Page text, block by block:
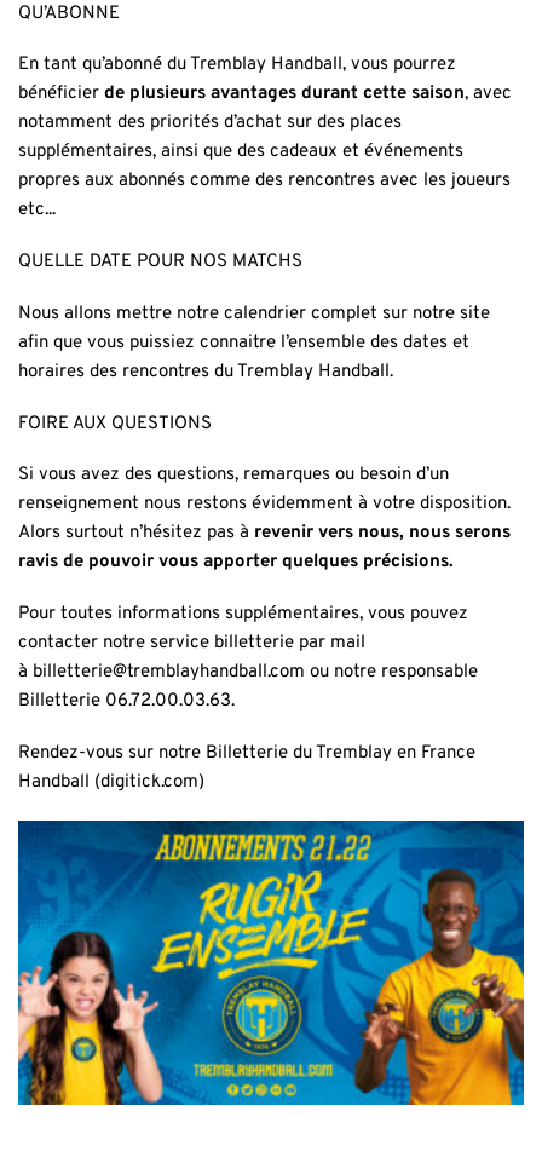
QU’ABONNE
En tant qu’abonné du Tremblay Handball, vous pourrez
bénéficier de plusieurs avantages durant cette saison, avec
notamment des priorités d’achat sur des places
supplémentaires, ainsi que des cadeaux et événements
propres aux abonnés comme des rencontres avec les joueurs
etc...
QUELLE DATE POUR NOS MATCHS
Nous allons mettre notre calendrier complet sur notre site
afin que vous puissiez connaitre l’ensemble des dates et
horaires des rencontres du Tremblay Handball.
FOIRE AUX QUESTIONS
Si vous avez des questions, remarques ou besoin d’un
renseignement nous restons évidemment à votre disposition.
Alors surtout n’hésitez pas à revenir vers nous, nous serons
ravis de pouvoir vous apporter quelques précisions.
Pour toutes informations supplémentaires, vous pouvez
contacter notre service billetterie par mail
à billetterie@tremblayhandball.com ou notre responsable
Billetterie 06.72.00.03.63.
Rendez-vous sur notre Billetterie du Tremblay en France
Handball (digitick.com)